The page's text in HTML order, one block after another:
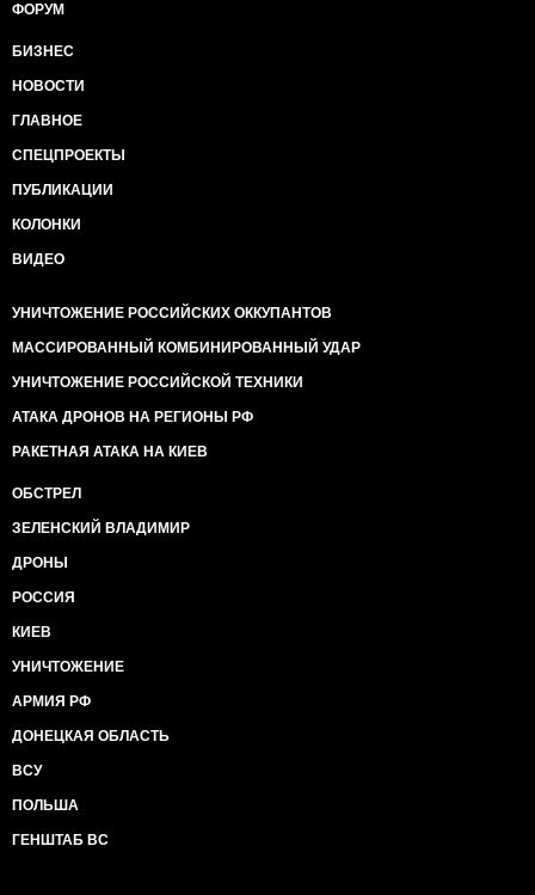
ФОРУМ
БИЗНЕС
НОВОСТИ
ГЛАВНОЕ
СПЕЦПРОЕКТЫ
ПУБЛИКАЦИИ
КОЛОНКИ
ВИДЕО
УНИЧТОЖЕНИЕ РОССИЙСКИХ ОККУПАНТОВ
МАССИРОВАННЫЙ КОМБИНИРОВАННЫЙ УДАР
УНИЧТОЖЕНИЕ РОССИЙСКОЙ ТЕХНИКИ
АТАКА ДРОНОВ НА РЕГИОНЫ РФ
РАКЕТНАЯ АТАКА НА КИЕВ
ОБСТРЕЛ
ЗЕЛЕНСКИЙ ВЛАДИМИР
ДРОНЫ
РОССИЯ
КИЕВ
УНИЧТОЖЕНИЕ
АРМИЯ РФ
ДОНЕЦКАЯ ОБЛАСТЬ
ВСУ
ПОЛЬША
ГЕНШТАБ ВС